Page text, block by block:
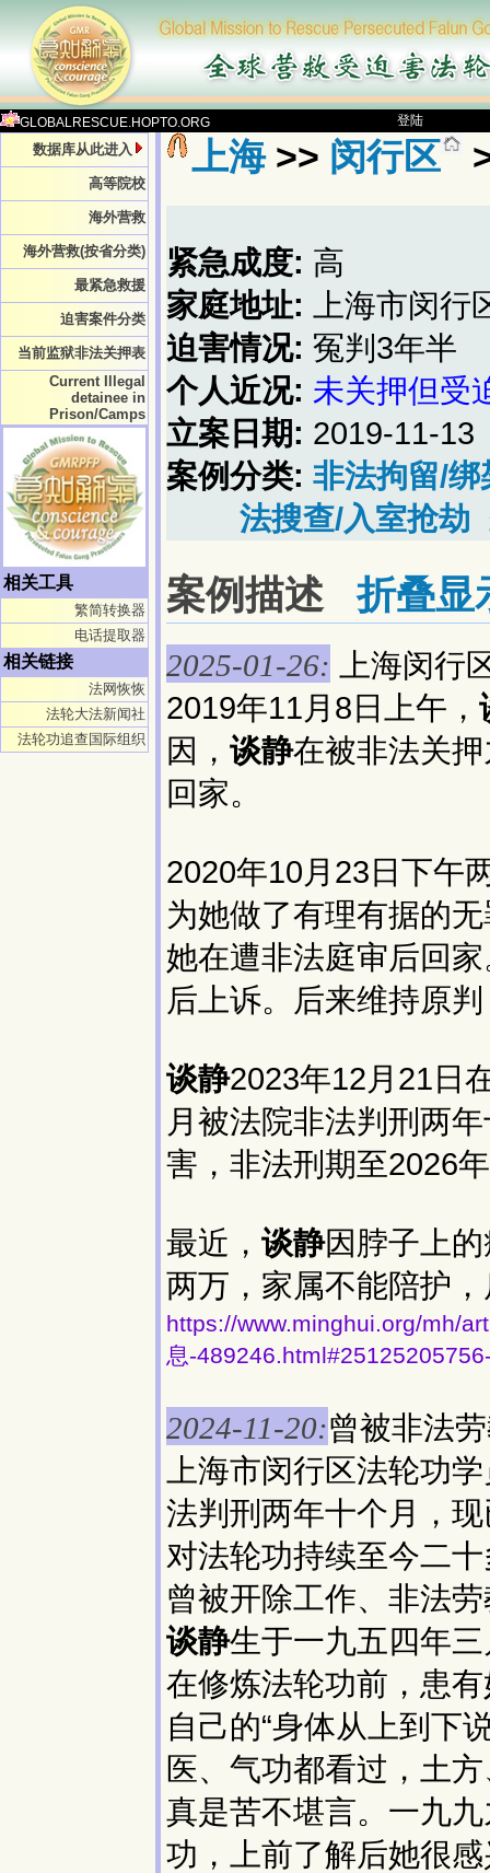
GLOBALRESCUE.HOPTO.ORG 登陆
数据库从此进入
高等院校
海外营救
海外营救(按省分类)
最紧急救援
迫害案件分类
当前监狱非法关押表
Current Illegal
detainee in
Prison/Camps
相关工具
繁简转换器
电话提取器
相关链接
法网恢恢
法轮大法新闻社
法轮功追查国际组织
上海>> 闵行区
紧急成度: 高
家庭地址:
上海市闵行
迫害情况: 冤判3年半
个人近况: 未关押但受
立案日期: 2019-11-13
案例分类: 非法拘留/绑
法搜查/入室抢劫
案例描述折叠显
2025-01-26: 上海闵行
2019年11月8日上午，
因， 谈静在被非法关
回家。
2020年10月23日下午
为她做了有理有据的
她在遭非法庭审后回
后上诉。后来维持原
谈静2023年12月21日
月被法院非法判刑两
害，非法刑期至2026
最近， 谈静因脖子上
两万，家属不能陪护
https://www.minghui.org/mh/
息-
2024-11-20:曾被非法
上海市闵行区法轮功
法判刑两年十个月，
对法轮功持续至今二
曾被开除工作、非法
谈静生于一九五四年
在修炼法轮功前，患
自己的“身体从上到下
医、气功都看过，土
真是苦不堪言。一九
功，上前了解后她很